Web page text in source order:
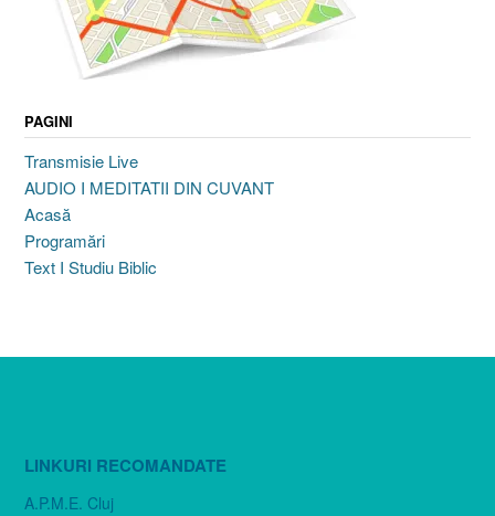
PAGINI
Transmisie Live
AUDIO I MEDITATII DIN CUVANT
Acasă
Programări
Text I Studiu Biblic
LINKURI RECOMANDATE
A.P.M.E. Cluj